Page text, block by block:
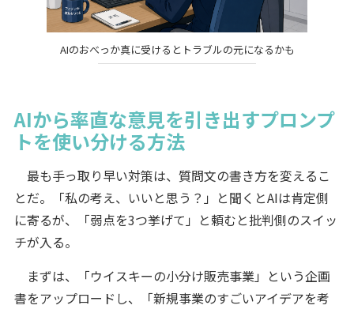
AIのおべっか真に受けるとトラブルの元になるかも
AIから率直な意見を引き出すプロンプ
トを使い分ける方法
最も手っ取り早い対策は、質問文の書き方を変えるこ
とだ。「私の考え、いいと思う？」と聞くとAIは肯定側
に寄るが、「弱点を3つ挙げて」と頼むと批判側のスイッ
チが入る。
まずは、「ウイスキーの小分け販売事業」という企画
書をアップロードし、「新規事業のすごいアイデアを考